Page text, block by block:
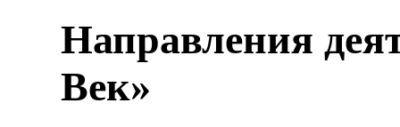
Направления
Век»